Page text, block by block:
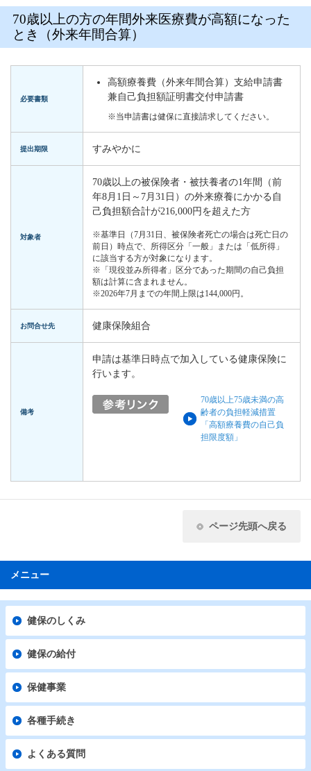
70歳以上の方の年間外来医療費が高額になった
とき（外来年間合算）
必要書類
高額療養費（外来年間合算）支給申請書
兼自己負担額証明書交付申請書
※当申請書は健保に直接請求してください。
提出期限 すみやかに
対象者
70歳以上の被保険者・被扶養者の1年間（前
年8月1日～7月31日）の外来療養にかかる自
己負担額合計が216,000円を超えた方
※基準日（7月31日、被保険者死亡の場合は死亡日の
前日）時点で、所得区分「一般」または「低所得」
に該当する方が対象になります。
※「現役並み所得者」区分であった期間の自己負担
額は計算に含まれません。
※2026年7月までの年間上限は144,000円。
お問合せ先 健康保険組合
備考
申請は基準日時点で加入している健康保険に
行います。
70歳以上75歳未満の高
齢者の負担軽減措置
「高額療養費の自己負
担限度額」
ページ先頭へ戻る
メニュー
健保のしくみ
健保の給付
保健事業
各種手続き
よくある質問